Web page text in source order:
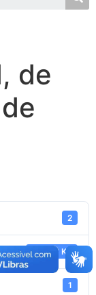
de
2
133.88 KB
1